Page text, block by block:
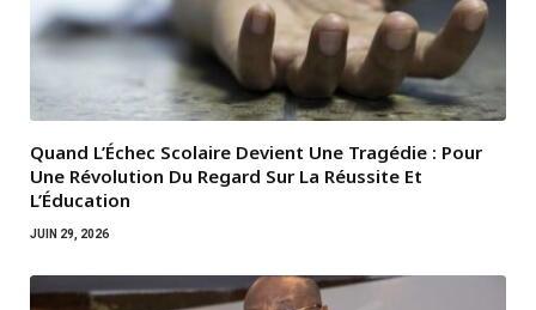
Quand L’Échec Scolaire Devient Une Tragédie : Pour
Une Révolution Du Regard Sur La Réussite Et
L’Éducation
JUIN 29, 2026